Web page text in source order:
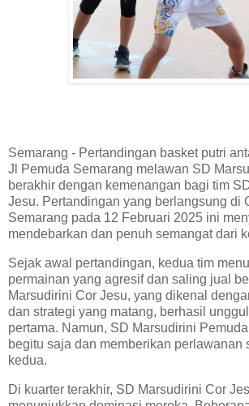
Semarang - Pertandingan basket putri
Jl Pemuda Semarang melawan SD
berakhir dengan kemenangan bagi tim
Jesu. Pertandingan yang berlangsung di
Semarang pada 12 Februari 2025 ini
mendebarkan dan penuh semangat dari
Sejak awal pertandingan, kedua tim
permainan yang agresif dan saling jual
Marsudirini Cor Jesu, yang dikenal
dan strategi yang matang, berhasil
pertama. Namun, SD Marsudirini
begitu saja dan memberikan perlawanan
kedua.
Di kuarter terakhir, SD Marsudirini Cor